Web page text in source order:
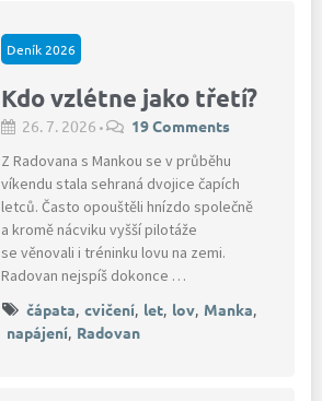
Deník 2026
Kdo vzlétne jako třetí?
26. 7. 2026 •
19 Comments
Z Radovana s Mankou se v průběhu
víkendu stala sehraná dvojice čapích
letců. Často opouštěli hnízdo společně
a kromě nácviku vyšší pilotáže
se věnovali i tréninku lovu na zemi.
Radovan nejspíš dokonce …
čápata, cvičení, let, lov, Manka,
napájení, Radovan